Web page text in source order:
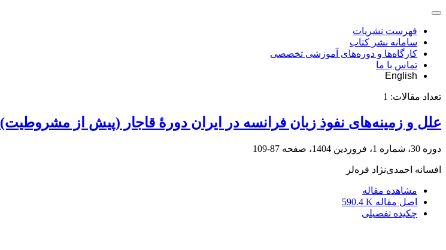
فهرست نشریات
سامانه نشر کتاب
کارگاه‌ها و دوره‌های آموزشی تخصصی
تماس با ما
English
تعداد مقالات: 1
علل و زمینه‌های نفوذ زبان فرانسه در ایران دورۀ قاجار (پیش از مشروطیت)
دوره 30، شماره 1، فروردین 1404، صفحه 87-109
افسانه احمدی‌نژاد قره‌لر
مشاهده مقاله
اصل مقاله 590.4 K
چکیده تفصیلی